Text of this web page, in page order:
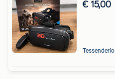
€ 15,00
Tessenderlo